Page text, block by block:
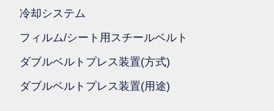
冷却システム
フィルム/シート用スチールベルト
ダブルベルトプレス装置(方式)
ダブルベルトプレス装置(用途)